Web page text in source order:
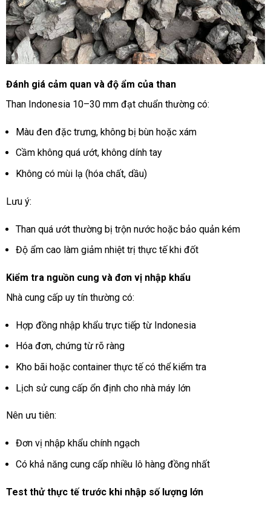
Đánh giá cảm quan và độ ẩm của than
Than Indonesia 10–30 mm đạt chuẩn thường có:
Màu đen đặc trưng, không bị bùn hoặc xám
Cầm không quá ướt, không dính tay
Không có mùi lạ (hóa chất, dầu)
Lưu ý:
Than quá ướt thường bị trộn nước hoặc bảo quản kém
Độ ẩm cao làm giảm nhiệt trị thực tế khi đốt
Kiểm tra nguồn cung và đơn vị nhập khẩu
Nhà cung cấp uy tín thường có:
Hợp đồng nhập khẩu trực tiếp từ Indonesia
Hóa đơn, chứng từ rõ ràng
Kho bãi hoặc container thực tế có thể kiểm tra
Lịch sử cung cấp ổn định cho nhà máy lớn
Nên ưu tiên:
Đơn vị nhập khẩu chính ngạch
Có khả năng cung cấp nhiều lô hàng đồng nhất
Test thử thực tế trước khi nhập số lượng lớn